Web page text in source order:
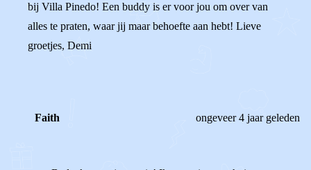
bij Villa Pinedo! Een buddy is er voor jou om over van
alles te praten, waar jij maar behoefte aan hebt! Lieve
groetjes, Demi
Faith ongeveer 4 jaar geleden